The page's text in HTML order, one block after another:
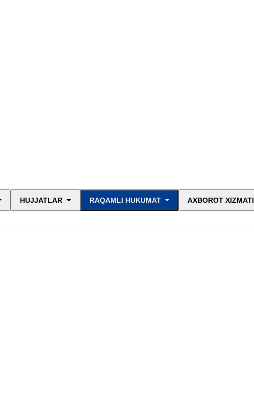
HUJJATLAR RAQAMLI HUKUMAT AXBOROT XIZMATI